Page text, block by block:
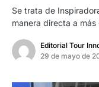
Se trata de
manera directa a
Editorial Tour
29 de mayo de